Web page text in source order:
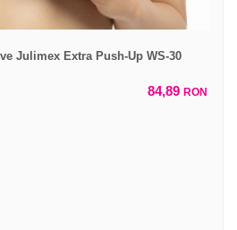
Julimex Extra Push-Up WS-30
84,89 RON